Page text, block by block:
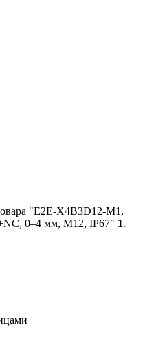
"E2E-X4B3D12-M1,
0–4 мм, М12, IP67" 1.